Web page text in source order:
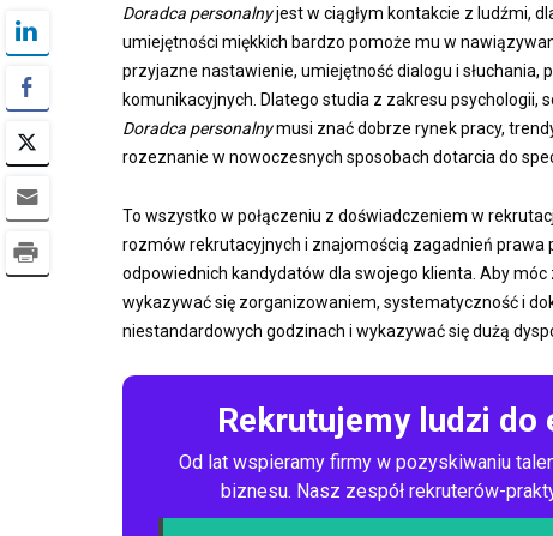
Doradca personalnyjest w ciągłym kontakcie z ludźmi,
umiejętności miękkich bardzo pomoże mu w
przyjazne nastawienie, umiejętność dialogu i
komunikacyjnych. Dlatego studia z zakresu
Doradca personalnymusi znać dobrze rynek pracy,
rozeznanie w nowoczesnych sposobach dotarcia do
To wszystko w połączeniu z doświadczeniem w
rozmów rekrutacyjnych i znajomością zagadnień
odpowiednich kandydatów dla swojego klienta. Aby
wykazywać się zorganizowaniem, systematyczność i
niestandardowych godzinach i wykazywać się dużą
Rekrutujemy ludzi
Od lat wspieramy firmy w pozyskiwaniu
biznesu. Nasz zespół rekruterów-